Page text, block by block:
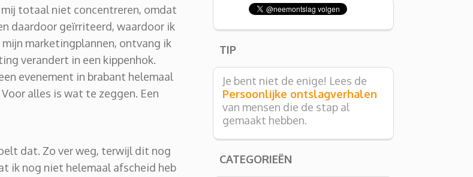
mij totaal niet concentreren, omdat
daardoor geïrriteerd, waardoor ik
marketingplannen, ontvang ik
verandert in een kippenhok.
evenement in brabant helemaal
alles is wat te zeggen. Een
dat. Zo ver weg, terwijl dit nog
ik nog niet helemaal afscheid heb
TIP
Je bent niet de enige! Lees de
Persoonlijke ontslagverhalen
van mensen die de stap al
gemaakt hebben.
CATEGORIEËN